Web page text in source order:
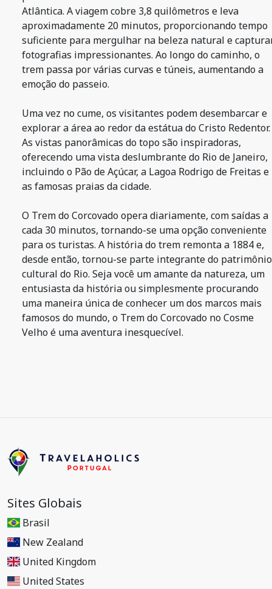
Atlântica. A viagem cobre 3,8 quilômetros e leva
aproximadamente 20 minutos, proporcionando tempo
suficiente para mergulhar na beleza natural e
fotografias impressionantes. Ao longo do caminho, o
trem passa por várias curvas e túneis, aumentando a
emoção do passeio.
Uma vez no cume, os visitantes podem desembarcar e
explorar a área ao redor da estátua do Cristo Redentor.
As vistas panorâmicas do topo são inspiradoras,
oferecendo uma vista deslumbrante do Rio de Janeiro,
incluindo o Pão de Açúcar, a Lagoa Rodrigo de Freitas e
as famosas praias da cidade.
O Trem do Corcovado opera diariamente, com saídas a
cada 30 minutos, tornando-se uma opção conveniente
para os turistas. A história do trem remonta a 1884 e,
desde então, tornou-se parte integrante do patrimônio
cultural do Rio. Seja você um amante da natureza, um
entusiasta da história ou simplesmente procurando
uma maneira única de conhecer um dos marcos mais
famosos do mundo, o Trem do Corcovado no Cosme
Velho é uma aventura inesquecível.
Sites Globais
Brasil
New Zealand
United Kingdom
United States